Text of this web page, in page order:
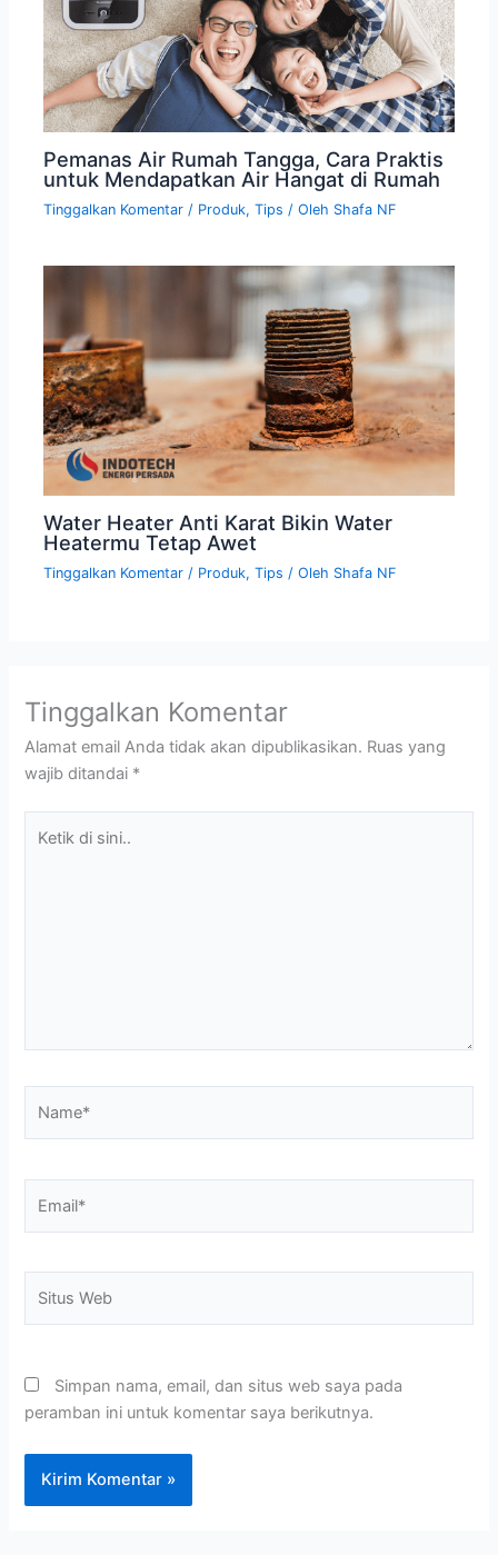
Pemanas Air Rumah Tangga, Cara Praktis
untuk Mendapatkan Air Hangat di Rumah
Tinggalkan Komentar / Produk,Tips / Oleh Shafa NF
Water Heater Anti Karat Bikin Water
Heatermu Tetap Awet
Tinggalkan Komentar / Produk,Tips / Oleh Shafa NF
Tinggalkan Komentar
Alamat email Anda tidak akan dipublikasikan. Ruas yang
wajib ditandai *
Web
Simpan nama, email, dan situs web saya pada
peramban ini untuk komentar saya berikutnya.